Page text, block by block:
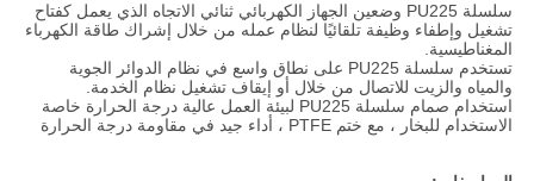
سلسلة PU225 وضعين الجهاز الكهربائي ثنائي الاتجاه الذي يعمل كفتاح
تشغيل وإطفاء وظيفة تلقائيًا لنظام عمله من خلال إشراك طاقة الكهرباء
المغناطيسية.
تستخدم سلسلة PU225 على نطاق واسع في نظام الدوائر الجوية
والمياه والزيت للاتصال من خلال أو إيقاف تشغيل نظام الخدمة.
استخدام صمام سلسلة PU225 لبيئة العمل عالية درجة الحرارة خاصة
الاستخدام للبخار ، مع ختم PTFE ، أداء جيد في مقاومة درجة الحرارة